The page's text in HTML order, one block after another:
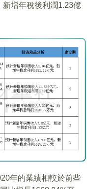
新增年稅後利潤1.23億
年的業績相較於前些